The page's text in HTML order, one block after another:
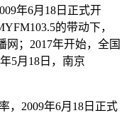
年6月18日正式开
的带动下，
；2017年开始，全国
5月18日，南京
，2009年6月18日正式